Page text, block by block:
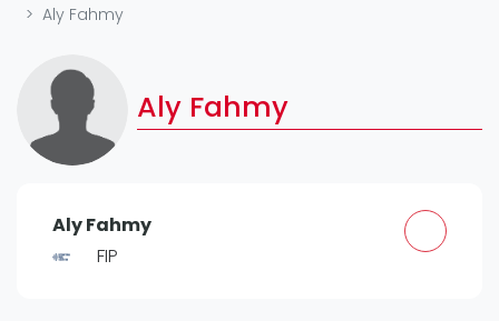
Padel-Marken
Verschiedenes
Veranstaltungen
Turniere
Playtomic
Aly Fahmy
Aly Fahmy
Aly Fahmy
FIP